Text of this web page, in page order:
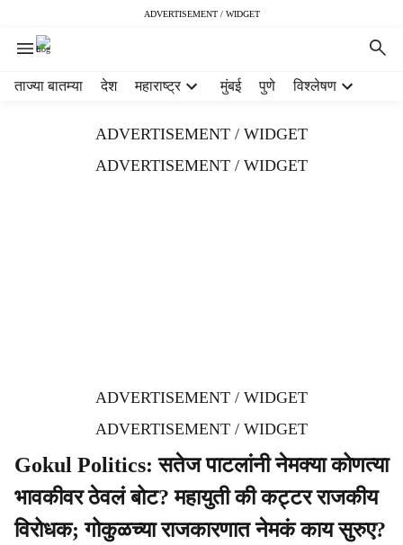
ADVERTISEMENT / WIDGET
ताज्या बातम्या देश महाराष्ट्र मुंबई पुणे विश्लेषण
ADVERTISEMENT / WIDGET
ADVERTISEMENT / WIDGET
ADVERTISEMENT / WIDGET
ADVERTISEMENT / WIDGET
Gokul Politics: सतेज पाटलांनी नेमक्या कोणत्या
भावकीवर ठेवलं बोट? महायुती की कट्टर राजकीय
विरोधक; गोकुळच्या राजकारणात नेमकं काय सुरुए?